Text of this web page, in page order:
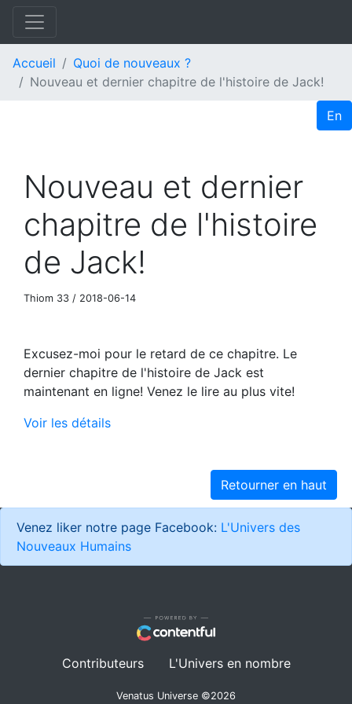
Accueil
Quoi de nouveaux ?
Nouveau et dernier chapitre de l'histoire de Jack!
En
Nouveau et dernier
chapitre de l'histoire
de Jack!
Thiom 33 / 2018-06-14
Excusez-moi pour le retard de ce chapitre. Le
dernier chapitre de l'histoire de Jack est
maintenant en ligne! Venez le lire au plus vite!
Voir les détails
Retourner en haut
Venez liker notre page Facebook: L'Univers des
Nouveaux Humains
Contributeurs L'Univers en nombre
Venatus Universe ©2026